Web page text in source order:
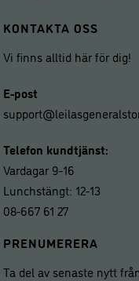
KONTAKTA OSS
Vi finns alltid här för dig!
E-post
Telefon kundtjänst:
Vardagar 9-16
Lunchstängt: 12-13
08-667 61 27
PRENUMERERA
Ta del av senaste nytt